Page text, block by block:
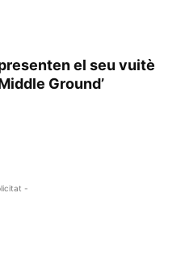
el seu vuitè
Ground’
-